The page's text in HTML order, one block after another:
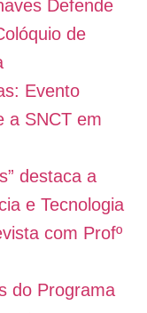
Defende
de
Evento
a SNCT em
destaca a
e Tecnologia
com Profº
do Programa